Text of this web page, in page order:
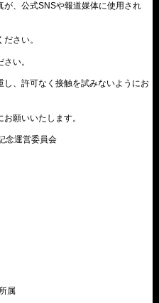
が、公式SNSや報道媒体に使用され
さい。
い。
し、許可なく接触を試みないようにお
願いいたします。
念運営委員会
属